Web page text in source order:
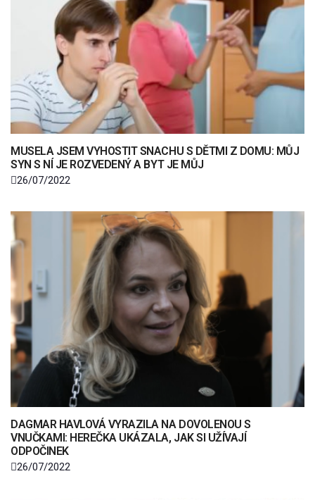
MUSELA JSEM VYHOSTIT SNACHU S DĚTMI Z DOMU: MŮJ
SYN S NÍ JE ROZVEDENÝ A BYT JE MŮJ
26/07/2022
DAGMAR HAVLOVÁ VYRAZILA NA DOVOLENOU S
VNUČKAMI: HEREČKA UKÁZALA, JAK SI UŽÍVAJÍ
ODPOČINEK
26/07/2022